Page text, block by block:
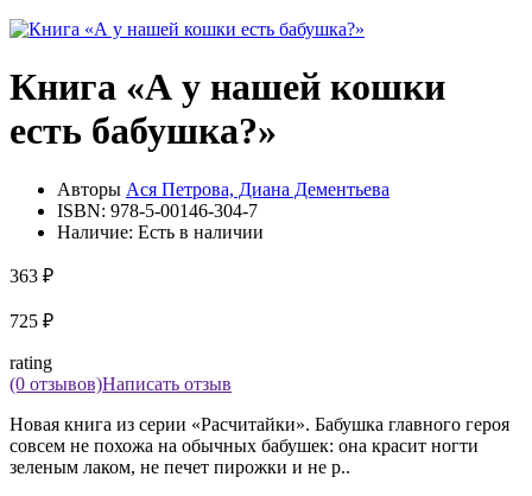
Книга «А у нашей кошки
есть бабушка?»
Авторы Ася Петрова, Диана Дементьева
ISBN: 978-5-00146-304-7
Наличие: Есть в наличии
363 ₽
725 ₽
rating
(0 отзывов)Написать отзыв
Новая книга из серии «Расчитайки». Бабушка главного героя
совсем не похожа на обычных бабушек: она красит ногти
зеленым лаком, не печет пирожки и не р..